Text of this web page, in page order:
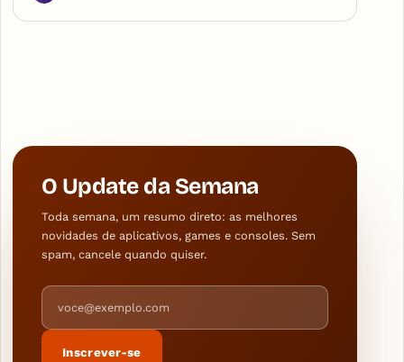
O Update da Semana
Toda semana, um resumo direto: as melhores
novidades de aplicativos, games e consoles. Sem
spam, cancele quando quiser.
Endereço de e-mail
Inscrever-se